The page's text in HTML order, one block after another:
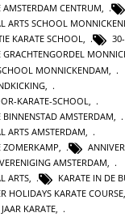
AMSTERDAM CENTRUM,
ARTS SCHOOL
KARATE SCHOOL,
GRACHTENGORDEL
MONNICKENDAM
KARATE-SCHOOL
BINNENSTAD AMSTERDAM
ARTS AMSTERDAM
ZOMERKAMP
AMSTERDAM
ARTS
KARATE IN DE
HOLIDAYS KARATE COURSE,
KARATE,